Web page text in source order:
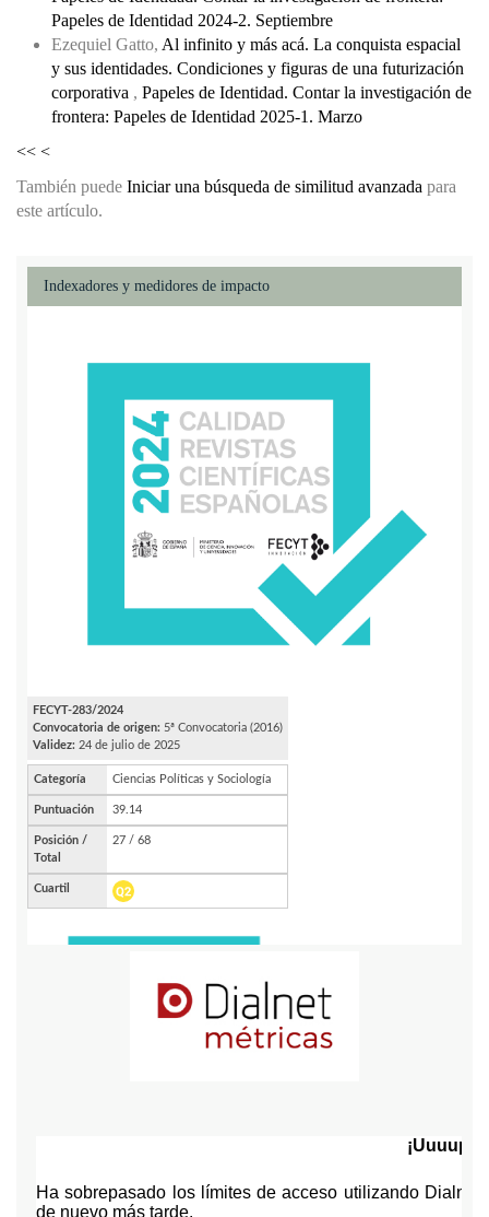
Papeles de Identidad 2024-2. Septiembre
Ezequiel Gatto, Al infinito y más acá. La conquista espacial
y sus identidades. Condiciones y figuras de una futurización
corporativa , Papeles de Identidad. Contar la investigación de
frontera: Papeles de Identidad 2025-1. Marzo
<< <
También puede Iniciar una búsqueda de similitud avanzada para
este artículo.
Indexadores y medidores de impacto